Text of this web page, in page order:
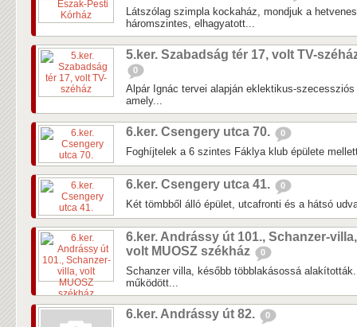
Látszólag szimpla kockaház, mondjuk a
háromszintes, elhagyatott...
5.ker. Szabadság tér 17, volt TV-
0
Alpár Ignác tervei alapján eklektikus-
amely...
6.ker. Csengery utca 70. 0
Foghíjtelek a 6 szintes Fáklya klub épülete
6.ker. Csengery utca 41. 0
Két tömbből álló épület, utcafronti és a hátsó
6.ker. Andrássy út 101., Schanzer-villa,
volt MUOSZ székház
0
Schanzer villa, később többlakásossá
működött...
6.ker. Andrássy út 82. 0